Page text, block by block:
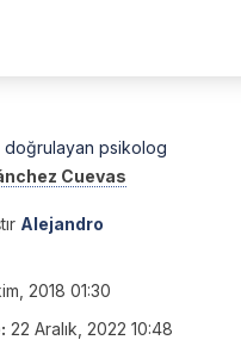
doğrulayan psikolog
Cuevas
Alejandro
2018 01:30
22 Aralık, 2022 10:48